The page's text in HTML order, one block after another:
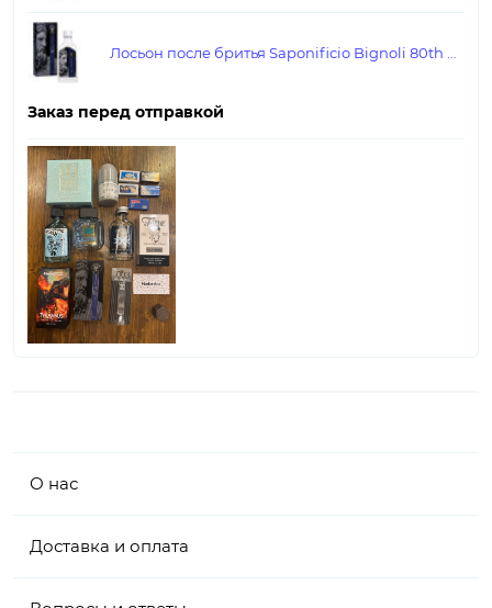
О нас
Доставка и оплата
Заказ перед отправкой